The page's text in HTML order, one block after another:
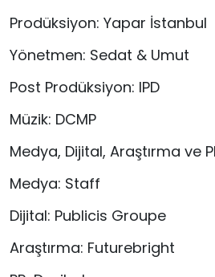
Prodüksiyon: Yapar İstanbul
Yönetmen: Sedat & Umut
Post Prodüksiyon: IPD
Müzik: DCMP
Medya, Dijital, Araştırma ve
Medya: Staff
Dijital: Publicis Groupe
Araştırma: Futurebright